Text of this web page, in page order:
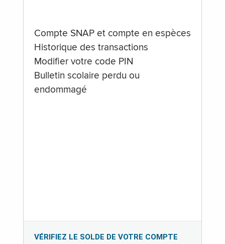
Compte SNAP et compte en espèces
Historique des transactions
Modifier votre code PIN
Bulletin scolaire perdu ou
endommagé
VÉRIFIEZ LE SOLDE DE VOTRE COMPTE